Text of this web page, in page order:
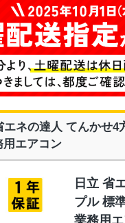
ネの達人 てんかせ
用エアコン
日立 省
プル 標
業務用